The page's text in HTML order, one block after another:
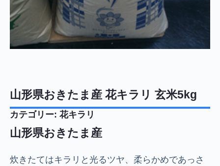
山形県おきたま産 花キラリ 玄米5kg
カテゴリー: 花キラリ
山形県おきたま産
炊きたてはキラリと光るツヤ、柔らかめであっさ